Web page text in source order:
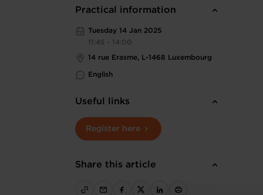
Practical information
Tuesday 14 Jan 2025
11:45 - 14:00
14 rue Erasme, L-1468 Luxembourg
English
Useful links
Register here
Share this article